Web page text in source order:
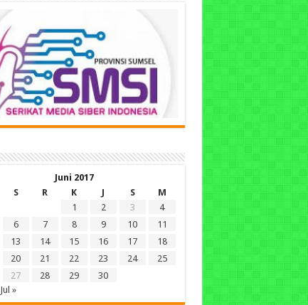
Juni 2017
S R K J S
M
1
2 3
4
6 7 8 9 10
11
13 14 15 16 17
18
20 21 22 23 24
25
27 28 29
30
Jul »